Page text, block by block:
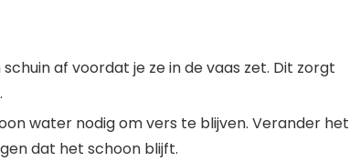
af voordat je ze in de vaas zet. Dit zorgt
water nodig om vers te blijven. Verander het
dat het schoon blijft.